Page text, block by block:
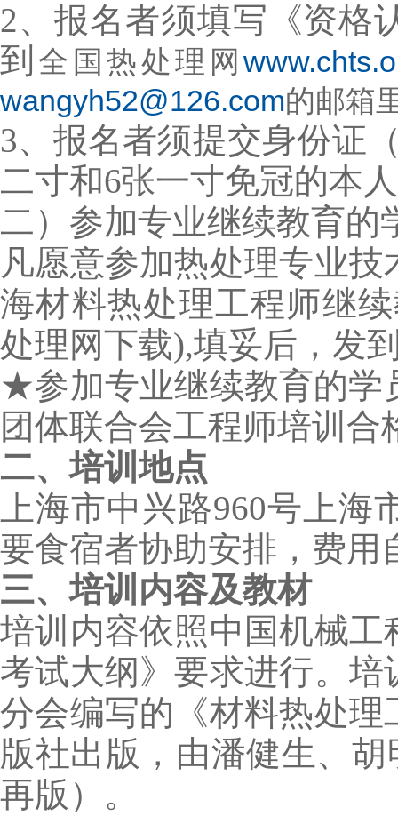
2、报名者须填写《资格
到 全国热处理网
wangyh52@126.com的邮箱
3、报名者须提交身份证
二寸和6张一寸免冠的本
二）参加专业继续教育的
凡愿意参加热处理专业
海材料热处理工程师继
处理网下载),填妥后，发
★参加专业继续教育的学
团体联合会工程师培训合
二、培训地点
上海市中兴路960号上
要食宿者协助安排，费用
三、培训内容及教材
培训内容依照中国机械
考试大纲》要求进行。
分会编写的《材料热处
版社出版，由潘健生、
再版）。